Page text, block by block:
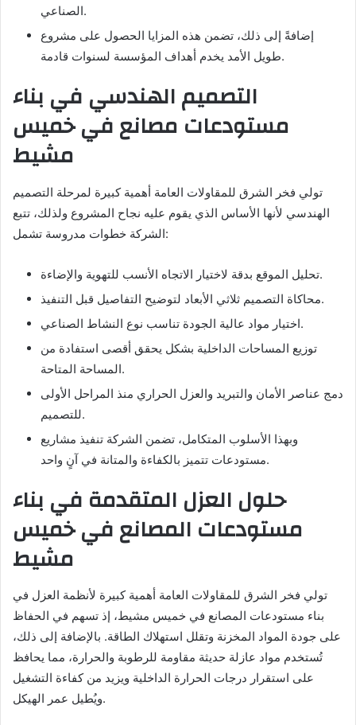
الصناعي.
إضافةً إلى ذلك، تضمن هذه المزايا الحصول على مشروع
طويل الأمد يخدم أهداف المؤسسة لسنوات قادمة.
التصميم الهندسي في بناء
مستودعات مصانع في خميس
مشيط
تولي فخر الشرق للمقاولات العامة أهمية كبيرة لمرحلة التصميم
الهندسي لأنها الأساس الذي يقوم عليه نجاح المشروع ولذلك، تتبع
الشركة خطوات مدروسة تشمل:
تحليل الموقع بدقة لاختيار الاتجاه الأنسب للتهوية والإضاءة.
محاكاة التصميم ثلاثي الأبعاد لتوضيح التفاصيل قبل التنفيذ.
اختيار مواد عالية الجودة تناسب نوع النشاط الصناعي.
توزيع المساحات الداخلية بشكل يحقق أقصى استفادة من
المساحة المتاحة.
دمج عناصر الأمان والتبريد والعزل الحراري منذ المراحل الأولى
للتصميم.
وبهذا الأسلوب المتكامل، تضمن الشركة تنفيذ مشاريع
مستودعات تتميز بالكفاءة والمتانة في آنٍ واحد.
حلول العزل المتقدمة في بناء
مستودعات المصانع في خميس
مشيط
تولي فخر الشرق للمقاولات العامة أهمية كبيرة لأنظمة العزل في
بناء مستودعات المصانع في خميس مشيط، إذ تسهم في الحفاظ
على جودة المواد المخزنة وتقلل استهلاك الطاقة. بالإضافة إلى ذلك،
تُستخدم مواد عازلة حديثة مقاومة للرطوبة والحرارة، مما يحافظ
على استقرار درجات الحرارة الداخلية ويزيد من كفاءة التشغيل
ويُطيل عمر الهيكل.